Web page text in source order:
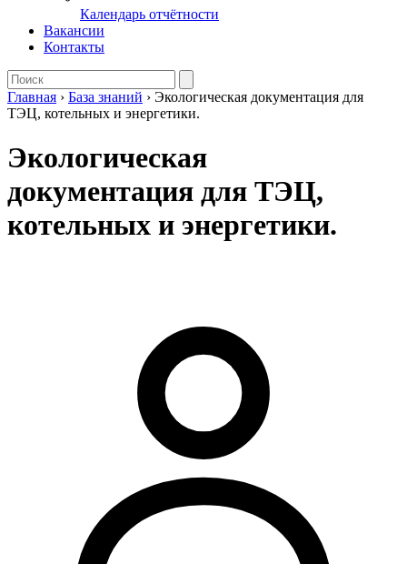
Календарь отчётности
Вакансии
Контакты
Главная › База знаний › Экологическая документация для
ТЭЦ, котельных и энергетики.
Экологическая
документация для ТЭЦ,
котельных и энергетики.